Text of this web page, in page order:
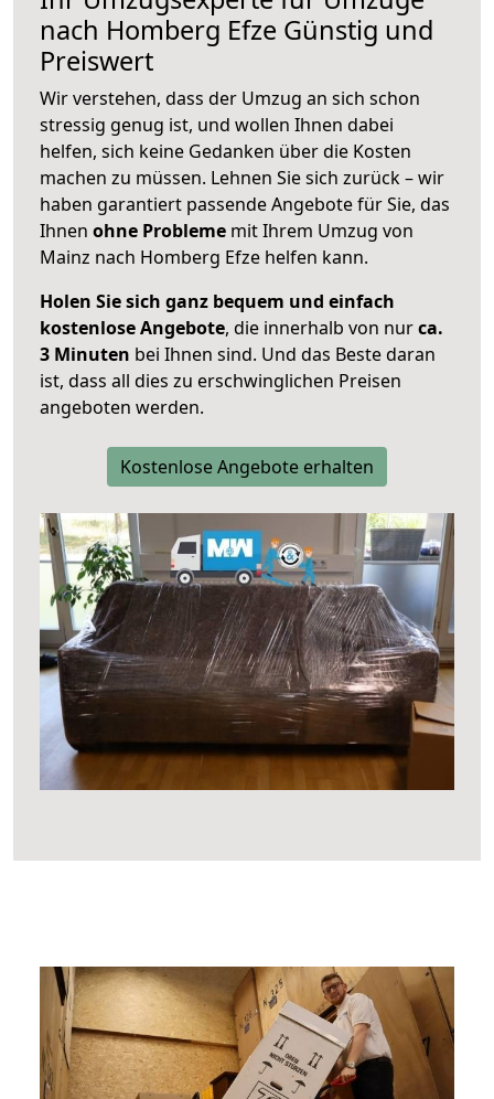
nach Homberg Efze Günstig und
Preiswert
Wir verstehen, dass der Umzug an sich schon
stressig genug ist, und wollen Ihnen dabei
helfen, sich keine Gedanken über die Kosten
machen zu müssen. Lehnen Sie sich zurück – wir
haben garantiert passende Angebote für Sie, das
Ihnen ohne Probleme mit Ihrem Umzug von
Mainz nach Homberg Efze helfen kann.
Holen Sie sich ganz bequem und einfach
kostenlose Angebote, die innerhalb von nurca.
3 Minuten bei Ihnen sind. Und das Beste daran
ist, dass all dies zu erschwinglichen Preisen
angeboten werden.
Kostenlose Angebote erhalten